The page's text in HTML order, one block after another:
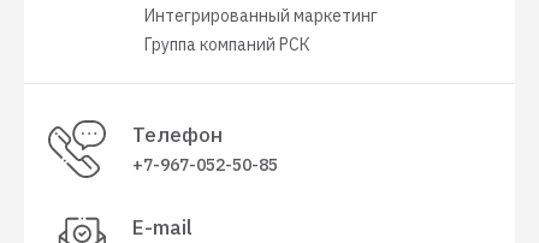
Интегрированный маркетинг
Группа компаний РСК
Телефон
+7-967-052-50-85
E-mail